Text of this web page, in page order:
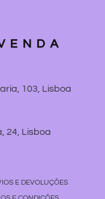
103, Lisboa
24, Lisboa
E DEVOLUÇÕES